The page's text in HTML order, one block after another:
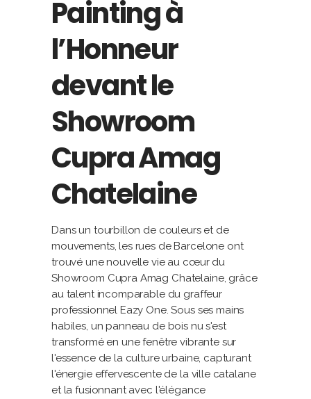
Painting à
l’Honneur
devant le
Showroom
Cupra Amag
Chatelaine
Dans un tourbillon de couleurs et de
mouvements, les rues de Barcelone ont
trouvé une nouvelle vie au cœur du
Showroom Cupra Amag Chatelaine, grâce
au talent incomparable du graffeur
professionnel Eazy One. Sous ses mains
habiles, un panneau de bois nu s'est
transformé en une fenêtre vibrante sur
l'essence de la culture urbaine, capturant
l'énergie effervescente de la ville catalane
et la fusionnant avec l'élégance